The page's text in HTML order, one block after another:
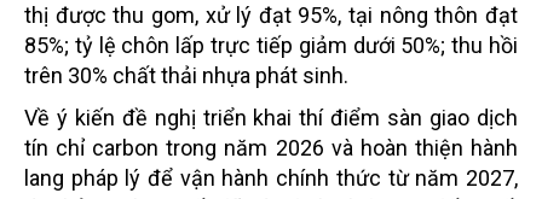
thị được thu gom, xử lý đạt 95%, tại nông thôn đạt
85%; tỷ lệ chôn lấp trực tiếp giảm dưới 50%; thu hồi
trên 30% chất thải nhựa phát sinh.
Về ý kiến đề nghị triển khai thí điểm sàn giao dịch
tín chỉ carbon trong năm 2026 và hoàn thiện hành
lang pháp lý để vận hành chính thức từ năm 2027,